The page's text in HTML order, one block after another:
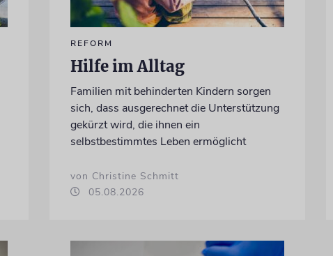
REFORM
Hilfe im Alltag
Familien mit behinderten Kindern sorgen
sich, dass ausgerechnet die Unterstützung
gekürzt wird, die ihnen ein
selbstbestimmtes Leben ermöglicht
von Christine Schmitt
05.08.2026